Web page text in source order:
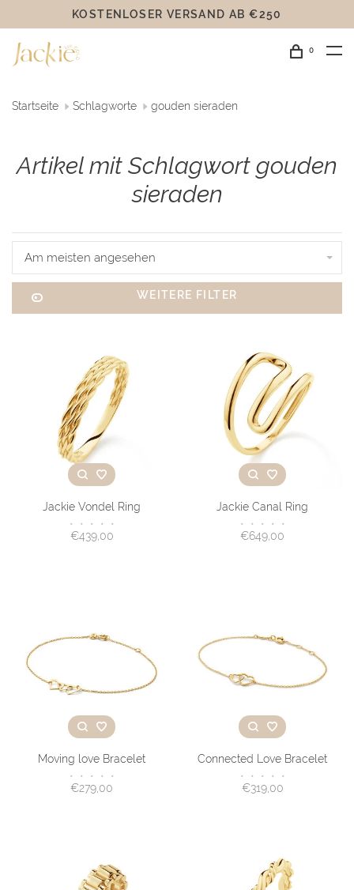
KOSTENLOSER VERSAND AB €250
0
Startseite Schlagworte gouden sieraden
Artikel mit Schlagwort gouden
sieraden
Am meisten angesehen
WEITERE FILTER
Jackie Vondel Ring
• • • • •
€439,00
Jackie Canal Ring
• • • • •
€649,00
Moving love Bracelet
• • • • •
€279,00
Connected Love Bracelet
• • • • •
€319,00